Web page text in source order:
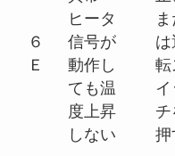
６
Ｅ
ヒータ
信号が
動作し
ても温
度上昇
しない
は
転
イ
チ
押